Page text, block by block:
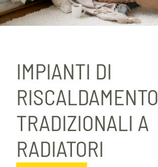
IMPIANTI DI
RISCALDAMENTO
TRADIZIONALI A
RADIATORI